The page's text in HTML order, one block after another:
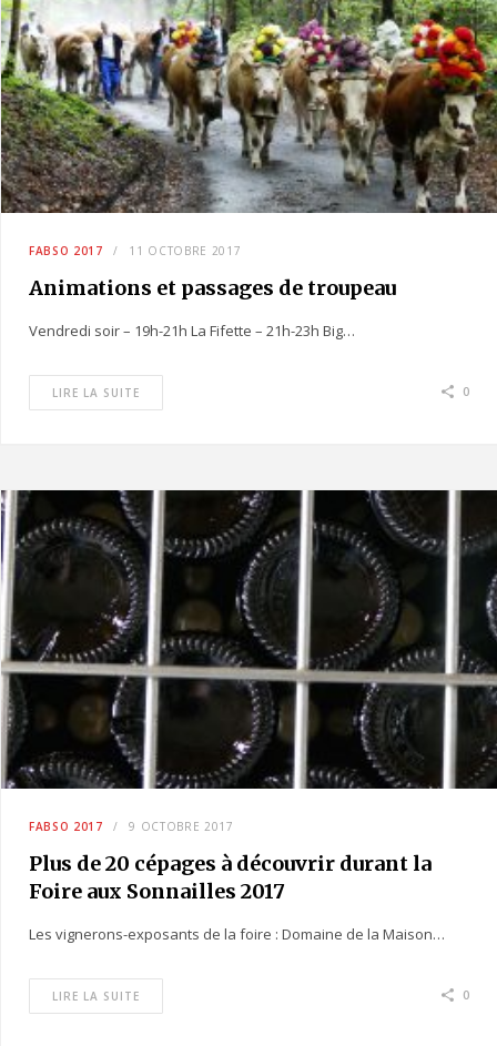
FABSO 2017 11 OCTOBRE 2017
Animations et passages de troupeau
Vendredi soir – 19h-21h La Fifette – 21h-23h Big…
LIRE LA SUITE 0
FABSO 2017 9 OCTOBRE 2017
Plus de 20 cépages à découvrir durant la
Foire aux Sonnailles 2017
Les vignerons-exposants de la foire : Domaine de la Maison…
LIRE LA SUITE 0